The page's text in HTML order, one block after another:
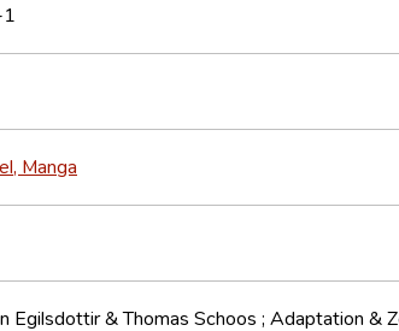
Manga
Egilsdottir & Thomas Schoos ; Adaptation &